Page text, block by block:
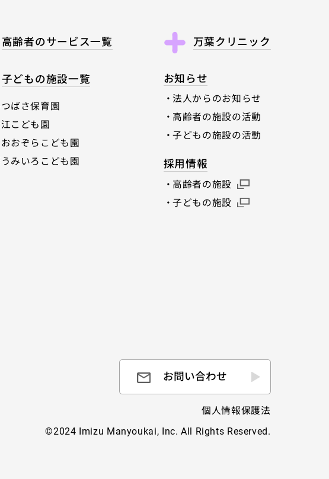
高齢者のサービス一覧
子どもの施設一覧
ばさ保育園
こども園
おぞらこども園
みいろこども園
万葉クリニック
お知らせ
法人からのお知らせ
高齢者の施設の活動
子どもの施設の活動
採用情報
高齢者の施設
子どもの施設
お問い合わせ
個人情報保護法
©2024 Imizu Manyoukai, Inc. All Rights Reserved.